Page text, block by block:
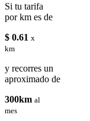
Si tu tarifa
por km es de
$ 0.61 x
km
y recorres un
aproximado de
300km al
mes